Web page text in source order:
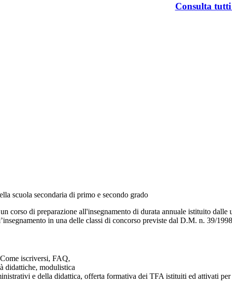
Consulta
scuola secondaria di primo e secondo grado
corso di preparazione all'insegnamento di durata annuale istituito dalle
in una delle classi di concorso previste dal D.M. n. 39/
iscriversi, FAQ,
didattiche, modulistica
e della didattica, offerta formativa dei TFA istituiti ed attivati